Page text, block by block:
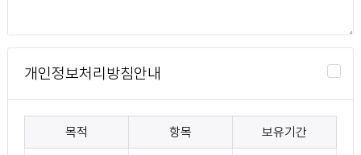
개인정보처리방침안내
목적 항목 보유기간